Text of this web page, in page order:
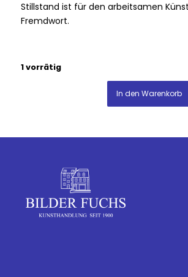
Stillstand ist für den arbeitsamen
Fremdwort.
1 vorrätig
In den Warenkorb